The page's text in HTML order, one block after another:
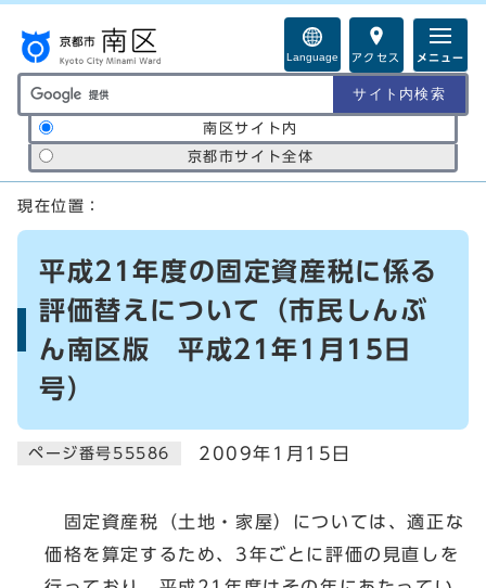
Language アクセス メニュー
サイト内検索の範囲
南区サイト内
京都市サイト全体
ここから本文です
現在位置：
平成21年度の固定資産税に係る
評価替えについて（市民しんぶ
ん南区版 平成21年1月15日
号）
ページ番号55586 2009年1月15日
固定資産税（土地・家屋）については、適正な
価格を算定するため、3年ごとに評価の見直しを